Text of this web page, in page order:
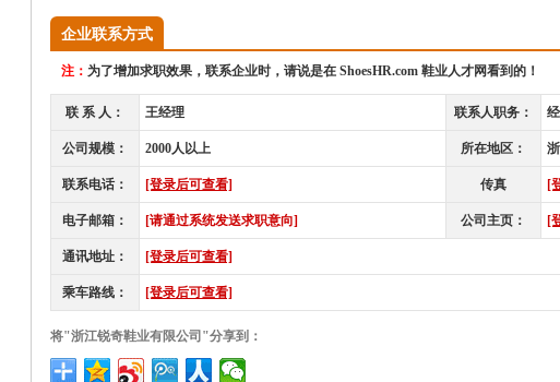
企业联系方式
注： 为了增加求职效果，联系企业时，请说是在 ShoesHR.com 鞋业人才网看到的！
联 系 人： 王经理 联系人职务：
公司规模： 2000人以上 所在地区：
联系电话： [登录后可查看] 传真 [
电子邮箱： [请通过系统发送求职意向] 公司主页： [
通讯地址： [登录后可查看]
乘车路线： [登录后可查看]
将"浙江锐奇鞋业有限公司"分享到：